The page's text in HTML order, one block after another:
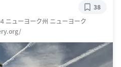
ニューヨーク州 ニューヨーク
38